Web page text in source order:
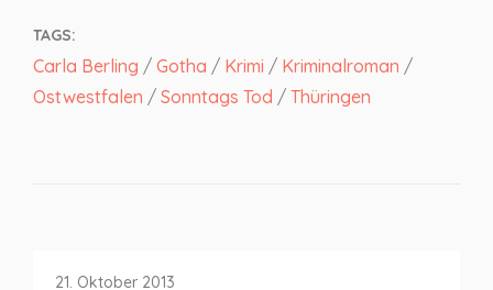
TAGS:
Carla Berling / Gotha / Krimi / Kriminalroman /
Ostwestfalen / Sonntags Tod / Thüringen
21. Oktober 2013